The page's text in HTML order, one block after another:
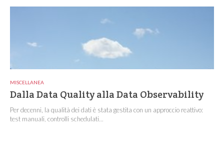
MISCELLANEA
Dalla Data Quality alla Data Observability
Per decenni, la qualità dei dati è stata gestita con un approccio reattivo:
test manuali, controlli schedulati...